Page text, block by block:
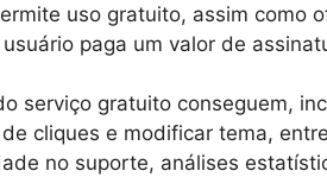
uso gratuito, assim como
paga um valor de
serviço gratuito conseguem,
cliques e modificar tema,
no suporte, análises